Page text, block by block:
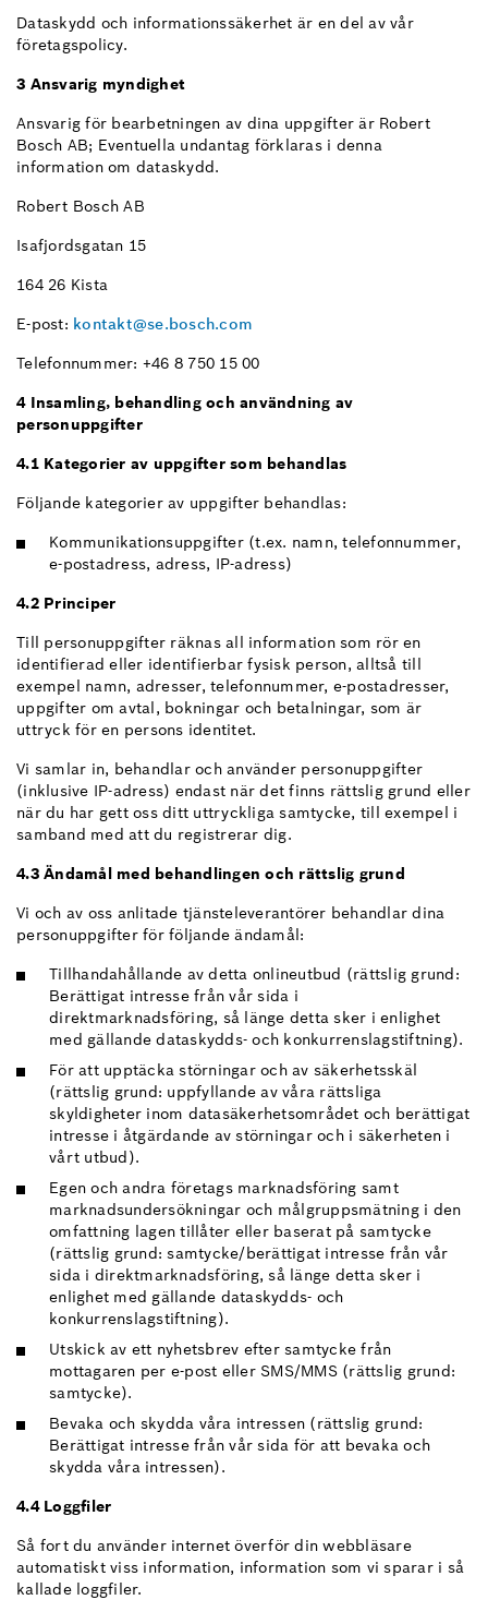
Dataskydd och informationssäkerhet är en del av vår
företagspolicy.
3 Ansvarig myndighet
Ansvarig för bearbetningen av dina uppgifter är Robert
Bosch AB; Eventuella undantag förklaras i denna
information om dataskydd.
Robert Bosch AB
Isafjordsgatan 15
164 26 Kista
E-post: kontakt@se.bosch.com
Telefonnummer: +46 8 750 15 00
4 Insamling, behandling och användning av
personuppgifter
4.1 Kategorier av uppgifter som behandlas
Följande kategorier av uppgifter behandlas:
Kommunikationsuppgifter (t.ex. namn, telefonnummer,
e-postadress, adress, IP-adress)
4.2 Principer
Till personuppgifter räknas all information som rör en
identifierad eller identifierbar fysisk person, alltså till
exempel namn, adresser, telefonnummer, e-postadresser,
uppgifter om avtal, bokningar och betalningar, som är
uttryck för en persons identitet.
Vi samlar in, behandlar och använder personuppgifter
(inklusive IP-adress) endast när det finns rättslig grund eller
när du har gett oss ditt uttryckliga samtycke, till exempel i
samband med att du registrerar dig.
4.3 Ändamål med behandlingen och rättslig grund
Vi och av oss anlitade tjänsteleverantörer behandlar dina
personuppgifter för följande ändamål:
Tillhandahållande av detta onlineutbud (rättslig grund:
Berättigat intresse från vår sida i
direktmarknadsföring, så länge detta sker i enlighet
med gällande dataskydds- och konkurrenslagstiftning).
För att upptäcka störningar och av säkerhetsskäl
(rättslig grund: uppfyllande av våra rättsliga
skyldigheter inom datasäkerhetsområdet och berättigat
intresse i åtgärdande av störningar och i säkerheten i
vårt utbud).
Egen och andra företags marknadsföring samt
marknadsundersökningar och målgruppsmätning i den
omfattning lagen tillåter eller baserat på samtycke
(rättslig grund: samtycke/berättigat intresse från vår
sida i direktmarknadsföring, så länge detta sker i
enlighet med gällande dataskydds- och
konkurrenslagstiftning).
Utskick av ett nyhetsbrev efter samtycke från
mottagaren per e-post eller SMS/MMS (rättslig grund:
samtycke).
Bevaka och skydda våra intressen (rättslig grund:
Berättigat intresse från vår sida för att bevaka och
skydda våra intressen).
4.4 Loggfiler
Så fort du använder internet överför din webbläsare
automatiskt viss information, information som vi sparar i så
kallade loggfiler.